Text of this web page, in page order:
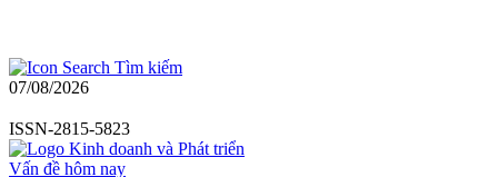
Tìm kiếm
07/08/2026
ISSN-2815-5823
Vấn đề hôm nay